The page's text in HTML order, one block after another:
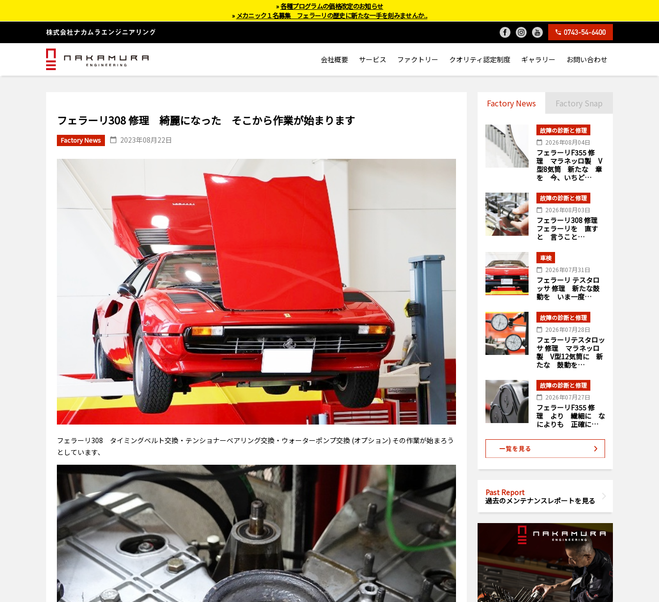
会社概要 サービス ファクトリー クオリティ認定制度 ギャラリー お問い合わせ
フェラーリ308 修理 綺麗になった そこから作業が始まります
Factory News 2023年08月22日
フェラーリ308 タイミングベルト交換・テンショナーベアリング交換・ウォーターポンプ交換 (オプション) その作業が始まろう
としています、
Factory News Factory Snap
故障の診断と修理
2026年08月04日
フェラーリF355 修
理 マラネッロ製 V
型8気筒 新たな 章
を 今、いちど…
故障の診断と修理
2026年08月03日
フェラーリ308 修理
フェラーリを 直す
と 言うこと…
車検
2026年07月31日
フェラーリ テスタロ
ッサ 修理 新たな鼓
動を いま一度…
故障の診断と修理
2026年07月28日
フェラーリテスタロッ
サ 修理 マラネッロ
製 V型12気筒に 新
たな 鼓動を…
故障の診断と修理
2026年07月27日
フェラーリF355 修
理 より 繊細に な
によりも 正確に…
Past Report
過去のメンテナンスレポートを見る
»各種プログラムの価格改定のお知らせ
» メカニック１名募集 フェラーリの歴史に新たな一手を刻みませんか...